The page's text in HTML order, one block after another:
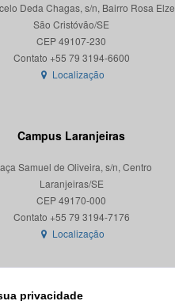
privacidade
Deda Chagas, s/n, Bairro Rosa Elze
São Cristóvão/SE
CEP 49107-230
Localização
Campus Laranjeiras
Samuel de Oliveira, s/n, Centro
Laranjeiras/SE
CEP 49170-000
Localização